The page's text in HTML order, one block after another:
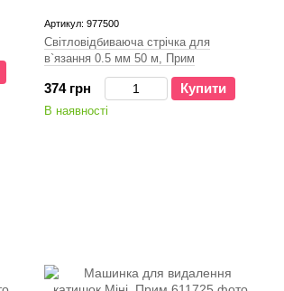
Артикул: 977500
Світловідбиваюча стрічка для
в`язання 0.5 мм 50 м, Прим
374 грн Купити
В наявності